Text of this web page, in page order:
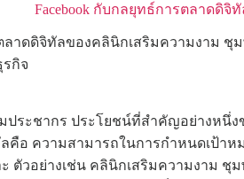
Facebook กับกลยุทธ์การตลาดดิ
ดดิจิทัลของคลินิกเสริมความงาม ชุม
กิจ
ประชากร ประโยชน์ที่สำคัญอย่างหนึ่ง
คือ ความสามารถในการกำหนดเป้าห
ตัวอย่างเช่น คลินิกเสริมความงาม ชุม